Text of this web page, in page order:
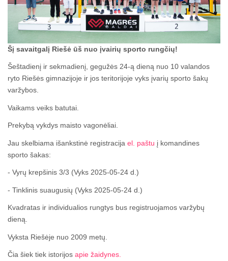
Šį savaitgalį Riešė ūš nuo įvairių sporto rungčių!
Šeštadienį ir sekmadienį, gegužės 24-ą dieną nuo 10 valandos
ryto Riešės gimnazijoje ir jos teritorijoje vyks įvarių sporto šakų
varžybos.
Vaikams veiks batutai.
Prekybą vykdys maisto vagonėliai.
Jau skelbiama išankstinė registracija el. paštu į komandines
sporto šakas:
- Vyrų krepšinis 3/3 (Vyks 2025-05-24 d.)
- Tinklinis suaugusių (Vyks 2025-05-24 d.)
Kvadratas ir individualios rungtys bus registruojamos varžybų
dieną.
Vyksta Riešėje nuo 2009 metų.
Čia šiek tiek istorijos apie žaidynes.